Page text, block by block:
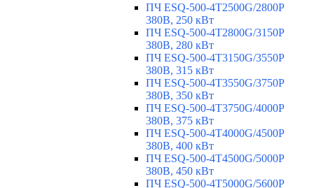
ПЧ ESQ-500-4T2500G/2800P
380В, 250 кВт
ПЧ ESQ-500-4T2800G/3150P
380В, 280 кВт
ПЧ ESQ-500-4T3150G/3550P
380В, 315 кВт
ПЧ ESQ-500-4T3550G/3750P
380В, 350 кВт
ПЧ ESQ-500-4T3750G/4000P
380В, 375 кВт
ПЧ ESQ-500-4T4000G/4500P
380В, 400 кВт
ПЧ ESQ-500-4T4500G/5000P
380В, 450 кВт
ПЧ ESQ-500-4T5000G/5600P